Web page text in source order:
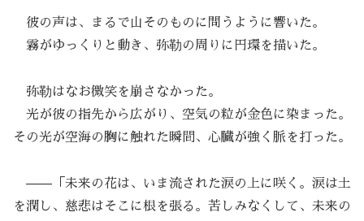
彼の声は、まるで山そのものに問うように響いた。
霧がゆっくりと動き、弥勒の周りに円環を描いた。
弥勒はなお微笑を崩さなかった。
光が彼の指先から広がり、空気の粒が金色に染まった。
その光が空海の胸に触れた瞬間、心臓が強く脈を打った。
——「未来の花は、いま流された涙の上に咲く。涙は土
を潤し、慈悲はそこに根を張る。苦しみなくして、未来の